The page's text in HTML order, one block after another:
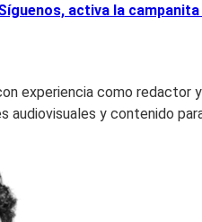
activa la
experiencia como redactor
audiovisuales y contenido